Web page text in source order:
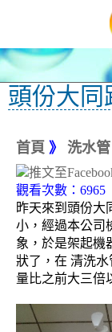
頭份大同
首頁 》 洗水管
觀看次數：6965
昨天來到頭份大
小，經過本公司
象，於是架起機
狀了，在 清洗
量比之前大三倍